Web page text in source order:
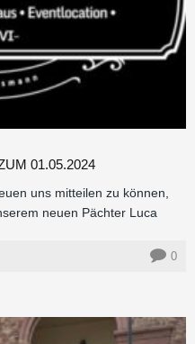
01.05.2024
uns mitteilen zu können,
neuen Pächter Luca
0